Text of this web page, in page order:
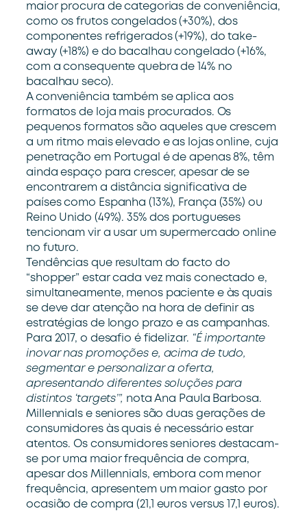
maior procura de categorias de conveniência,
como os frutos congelados (+30%), dos
componentes refrigerados (+19%), do take-
away (+18%) e do bacalhau congelado (+16%,
com a consequente quebra de 14% no
bacalhau seco).
A conveniência também se aplica aos
formatos de loja mais procurados. Os
pequenos formatos são aqueles que crescem
a um ritmo mais elevado e as lojas online, cuja
penetração em Portugal é de apenas 8%, têm
ainda espaço para crescer, apesar de se
encontrarem a distância significativa de
países como Espanha (13%), França (35%) ou
Reino Unido (49%). 35% dos portugueses
tencionam vir a usar um supermercado online
no futuro.
Tendências que resultam do facto do
“shopper” estar cada vez mais conectado e,
simultaneamente, menos paciente e às quais
se deve dar atenção na hora de definir as
estratégias de longo prazo e as campanhas.
Para 2017, o desafio é fidelizar. “É importante
inovar nas promoções e, acima de tudo,
segmentar e personalizar a oferta,
apresentando diferentes soluções para
distintos ‘targets’”, nota Ana Paula Barbosa.
Millennials e seniores são duas gerações de
consumidores às quais é necessário estar
atentos. Os consumidores seniores destacam-
se por uma maior frequência de compra,
apesar dos Millennials, embora com menor
frequência, apresentem um maior gasto por
ocasião de compra (21,1 euros versus 17,1 euros).